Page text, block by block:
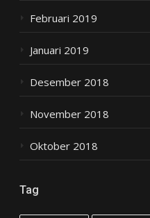
Februari 2019
Januari 2019
Desember 2018
November 2018
Oktober 2018
Tag